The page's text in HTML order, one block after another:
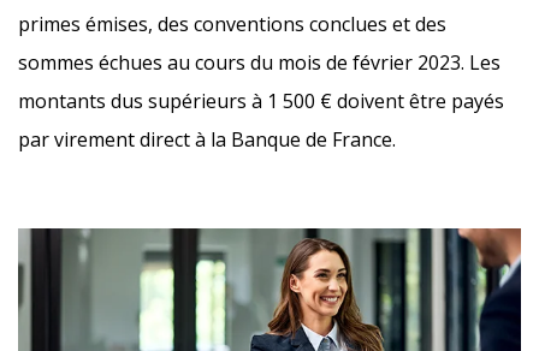
primes émises, des conventions conclues et des
sommes échues au cours du mois de février 2023. Les
montants dus supérieurs à 1 500 € doivent être payés
par virement direct à la Banque de France.